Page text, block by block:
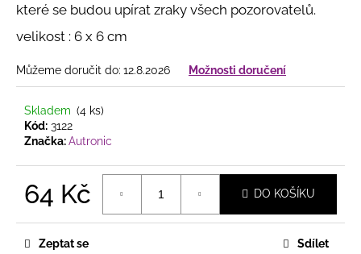
které se budou upírat zraky všech pozorovatelů.
velikost : 6 x 6 cm
Můžeme doručit do: 12.8.2026 Možnosti doručení
Skladem (4 ks)
Kód: 3122
Značka:Autronic
64 Kč DO KOŠÍKU
Zeptat se Sdílet
D
o
p
o
u
č
j
m
e